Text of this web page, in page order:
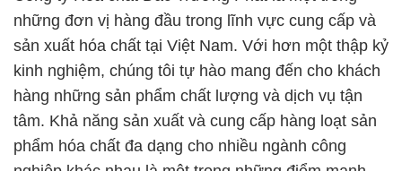
tâm. Khả năng sản xuất và cung cấp hàng loạt sản
phẩm hóa chất đa dạng cho nhiều ngành công
nghiệp khác nhau là một trong những điểm mạnh
của chúng tôi. Chúng tôi hiểu rằng mỗi ngành công
nghiệp có những yêu cầu riêng biệt về hóa chất, và
chúng tôi luôn sẵn sàng tư vấn và cung cấp các giải
pháp phù hợp nhất.